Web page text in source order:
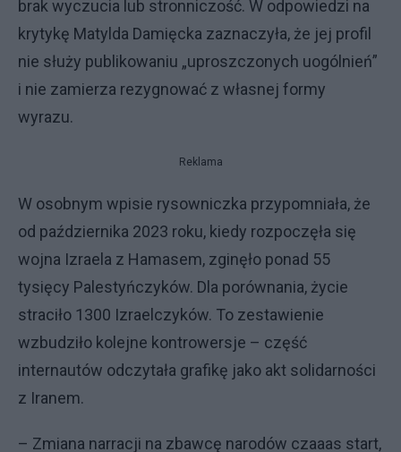
brak wyczucia lub stronniczość. W odpowiedzi na
krytykę Matylda Damięcka zaznaczyła, że jej profil
nie służy publikowaniu „uproszczonych uogólnień”
i nie zamierza rezygnować z własnej formy
wyrazu.
Reklama
W osobnym wpisie rysowniczka przypomniała, że
od października 2023 roku, kiedy rozpoczęła się
wojna Izraela z Hamasem, zginęło ponad 55
tysięcy Palestyńczyków. Dla porównania, życie
straciło 1300 Izraelczyków. To zestawienie
wzbudziło kolejne kontrowersje – część
internautów odczytała grafikę jako akt solidarności
z Iranem.
– Zmiana narracji na zbawcę narodów czaaas start,